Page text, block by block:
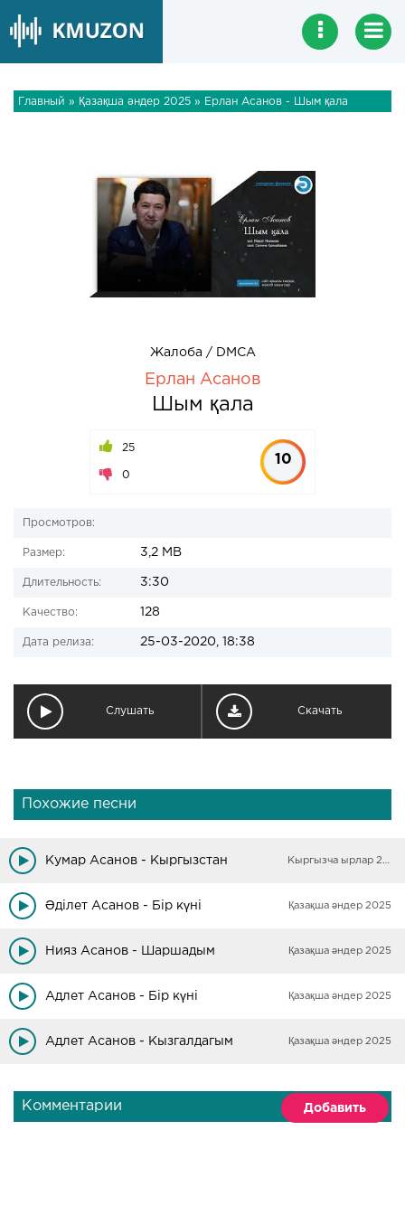
Главный » Қазақша әндер 2025 » Ерлан Асанов - Шым қала
Жалоба / DMCA
Ерлан Асанов
Шым қала
25
0
10
Просмотров:
Размер: 3,2 MB
Длительность: 3:30
Качество: 128
Дата релиза: 25-03-2020, 18:38
Слушать Скачать
Похожие песни
Кумар Асанов - Кыргызстан Кыргызча ырлар 2025
Әділет Асанов - Бір күні Қазақша әндер 2025
Нияз Асанов - Шаршадым Қазақша әндер 2025
Адлет Асанов - Бір күні Қазақша әндер 2025
Адлет Асанов - Кызгалдагым Қазақша әндер 2025
Комментарии Добавить